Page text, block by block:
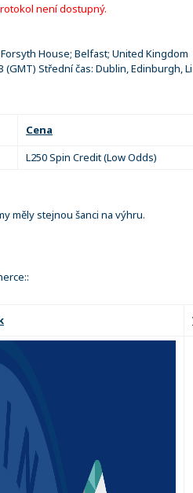
není dostupný.
House; Belfast; United Kingdom
(GMT) Střední čas: Dublin, Edinburgh,
Cena
L250 Spin Credit (Low Odds)
měly stejnou šanci na výhru.